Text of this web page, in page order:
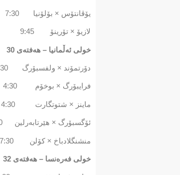
یۆڤانتۆس × بۆلۆنیا 7:30
لازیۆ × تۆرینۆ 9:45
خولی ئەڵمانیا – هەفتەی 30
دۆرتمۆند × ولفسبۆرگ 4:30
فرایبۆرگ × بوخۆم 4:30
ماینز × شتوتگارت 4:30
ئۆگسبۆرگ × هێرتابەرلین 4:30
منشنگلادباخ × کۆلن 7:30
خولی فەرەنسا – هەفتەی 32